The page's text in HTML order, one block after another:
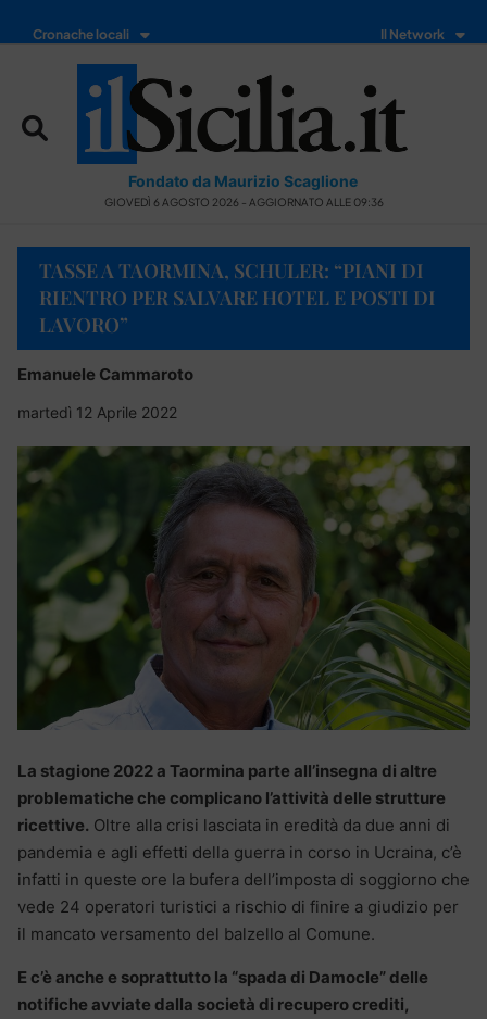
Cronache locali Il Network
Fondato da Maurizio Scaglione
GIOVEDÌ 6 AGOSTO 2026 - AGGIORNATO ALLE 09:36
TASSE A TAORMINA, SCHULER: “PIANI DI
RIENTRO PER SALVARE HOTEL E POSTI DI
LAVORO”
Emanuele Cammaroto
martedì 12 Aprile 2022
La stagione 2022 a Taormina parte all’insegna di altre
problematiche che complicano l’attività delle strutture
ricettive. Oltre alla crisi lasciata in eredità da due anni di
pandemia e agli effetti della guerra in corso in Ucraina, c’è
infatti in queste ore la bufera dell’imposta di soggiorno che
vede 24 operatori turistici a rischio di finire a giudizio per
il mancato versamento del balzello al Comune.
E c’è anche e soprattutto la “spada di Damocle” delle
notifiche avviate dalla società di recupero crediti,